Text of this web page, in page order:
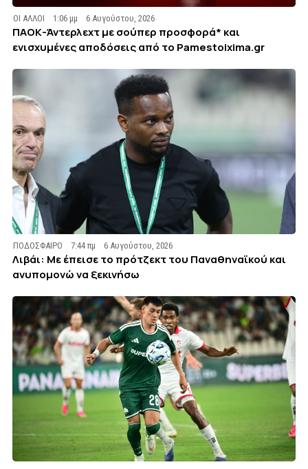
ΟΙ ΑΛΛΟΙ 1:06 μμ 6 Αυγούστου, 2026
ΠΑΟΚ-Άντερλεχτ με σούπερ προσφορά* και
ενισχυμένες αποδόσεις από το Pamestoixima.gr
ΠΟΔΟΣΦΑΙΡΟ 7:44 πμ 6 Αυγούστου, 2026
Λιβάι: Με έπεισε το πρότζεκτ του Παναθηναϊκού και
ανυπομονώ να ξεκινήσω